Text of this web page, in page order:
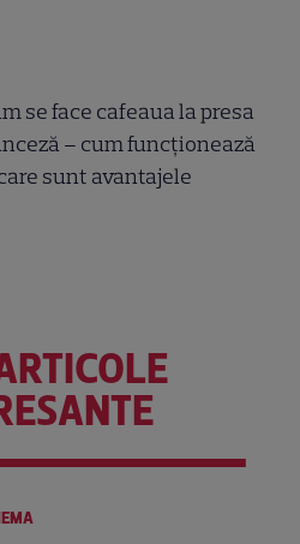
se face cafeaua la presa
– cum funcționează
sunt avantajele